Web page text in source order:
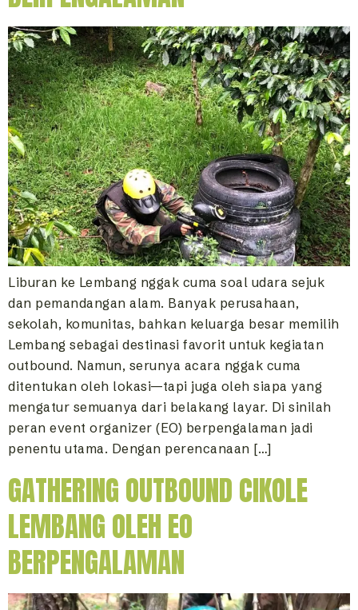
Liburan ke Lembang nggak cuma soal udara sejuk
dan pemandangan alam. Banyak perusahaan,
sekolah, komunitas, bahkan keluarga besar memilih
Lembang sebagai destinasi favorit untuk kegiatan
outbound. Namun, serunya acara nggak cuma
ditentukan oleh lokasi—tapi juga oleh siapa yang
mengatur semuanya dari belakang layar. Di sinilah
peran event organizer (EO) berpengalaman jadi
penentu utama. Dengan perencanaan […]
GATHERING OUTBOUND CIKOLE
LEMBANG OLEH EO
BERPENGALAMAN